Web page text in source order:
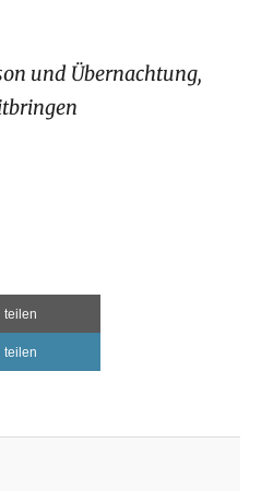
und Übernachtung,
teilen
teilen